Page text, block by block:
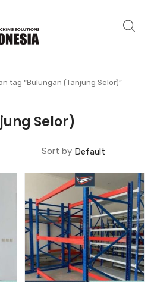
tag “Bulungan (Tanjung Selor)”
Selor)
Sort by